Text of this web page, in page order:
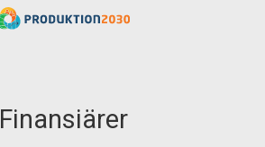
Finansiärer